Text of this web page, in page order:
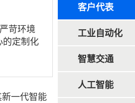
客户代表
工业自动化
智慧交通
人工智能
苛环境
的定制化
一代智能